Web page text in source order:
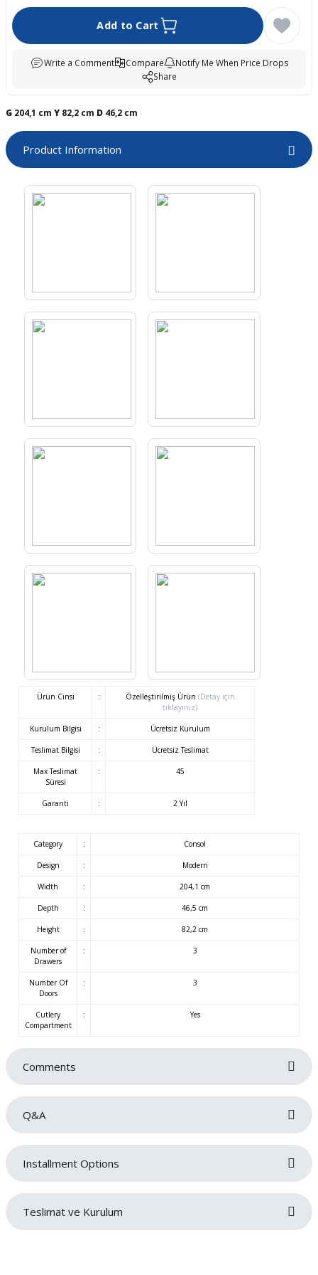
Add to Cart
Write a Comment Compare
Notify Me When Price Drops
Share
G 204,1 cm Y 82,2 cm D 46,2 cm
Product Information
Ürün Cinsi : Özelleştirilmiş Ürün (Detay için
tıklayınız)
Kurulum Bilgisi : Ücretsiz Kurulum
Teslimat Bilgisi : Ücretsiz Teslimat
Max Teslimat
Süresi
: 45
Garanti : 2 Yıl
Category : Consol
Design : Modern
Width : 204,1 cm
Depth : 46,5 cm
Height : 82,2 cm
Number of
Drawers
: 3
Number Of
Doors
: 3
Cutlery
Compartment
: Yes
Comments
Q&A
No questions have been asked about this product yet.
Installment Options
Teslimat ve Kurulum